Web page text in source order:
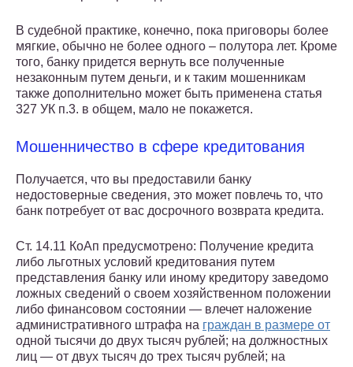
В судебной практике, конечно, пока приговоры более
мягкие, обычно не более одного – полутора лет. Кроме
того, банку придется вернуть все полученные
незаконным путем деньги, и к таким мошенникам
также дополнительно может быть применена статья
327 УК п.3. в общем, мало не покажется.
Мошенничество в сфере кредитования
Получается, что вы предоставили банку
недостоверные сведения, это может повлечь то, что
банк потребует от вас досрочного возврата кредита.
Ст. 14.11 КоАп предусмотрено: Получение кредита
либо льготных условий кредитования путем
представления банку или иному кредитору заведомо
ложных сведений о своем хозяйственном положении
либо финансовом состоянии — влечет наложение
административного штрафа на граждан в размере от
одной тысячи до двух тысяч рублей; на должностных
лиц — от двух тысяч до трех тысяч рублей; на